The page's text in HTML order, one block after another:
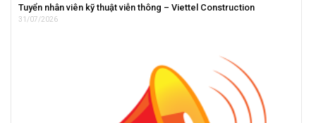
Tuyển nhân viên kỹ thuật viễn thông – Viettel Construction
31/07/2026